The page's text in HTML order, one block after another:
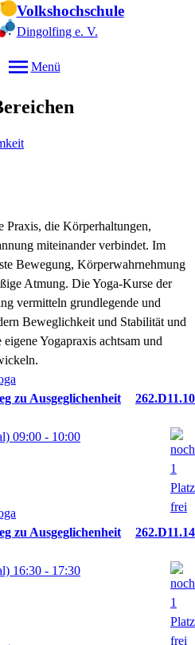
Volkshochschule
Dingolfing e. V.
Menü
Praxis, die Körperhaltungen,
miteinander verbindet. Im
Bewegung, Körperwahrnehmung
Atmung. Die Yoga-Kurse der
vermitteln grundlegende und
Beweglichkeit und Stabilität und
Yogapraxis achtsam und
zu Ausgeglichenheit
262.D11.10
09:00 - 10:00
zu Ausgeglichenheit
262.D11.14
16:30 - 17:30